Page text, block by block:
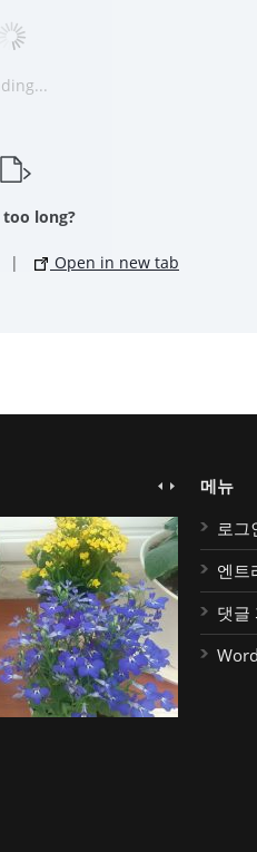
long?
| Open in new tab
메뉴
로그
엔트
댓글